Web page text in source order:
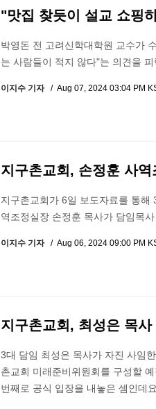
"맛집 찾듯이 설교 쇼핑
박영돈 전 고려신학대학원 교수가
는 사람들이 적지 않다"는 의견을
이지수 기자 Aug 07, 2024 03:04 PM
지구촌교회, 손정훈 사
지구촌교회가 6일 보도자료를 통
역조정실장 손정훈 목사가 담임목
이지수 기자 Aug 06, 2024 09:00 PM
지구촌교회, 최성은 목
3대 담임 최성은 목사가 자진 사임
촌교회 미래준비위원회를 구성할
번째로 공식 입장을 내놓은 셈인데